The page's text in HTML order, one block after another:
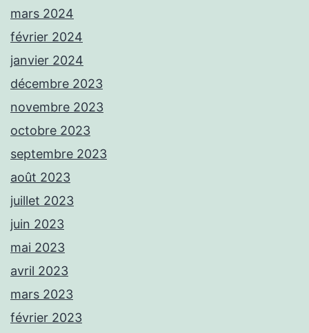
mars 2024
février 2024
janvier 2024
décembre 2023
novembre 2023
octobre 2023
septembre 2023
août 2023
juillet 2023
juin 2023
mai 2023
avril 2023
mars 2023
février 2023